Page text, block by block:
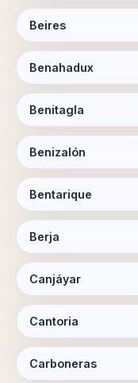
Beires
Benahadux
Benitagla
Benizalón
Bentarique
Berja
Canjáyar
Cantoria
Carboneras